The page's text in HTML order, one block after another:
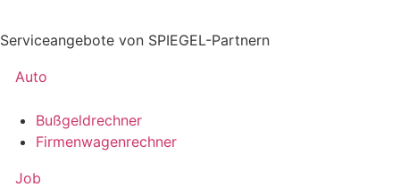
Serviceangebote von SPIEGEL-Partnern
Auto
Bußgeldrechner
Firmenwagenrechner
Job